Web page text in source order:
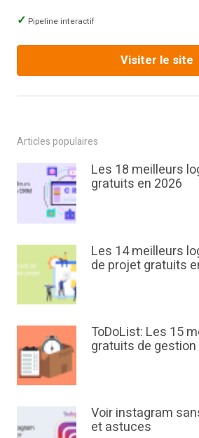
Pipeline interactif
Visiter le site
Articles populaires
Les 18 meilleurs
gratuits en 2026
Les 14 meilleurs
de projet gratuits
ToDoList: Les 15
gratuits de
Voir instagram
et astuces